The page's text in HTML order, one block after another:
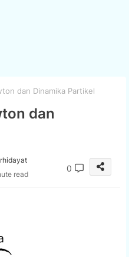
dan Dinamika Partikel
dan
read
0